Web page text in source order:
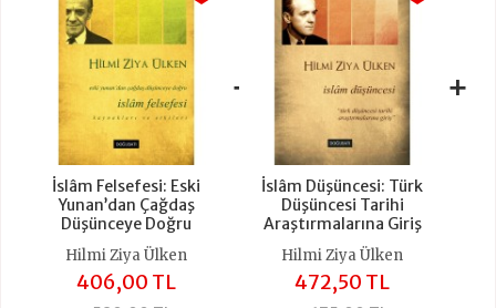
İslâm Felsefesi: Eski
Yunan’dan Çağdaş
Düşünceye Doğru
Hilmi Ziya Ülken
406,00 TL
+
İslâm Düşüncesi: Türk
Düşüncesi Tarihi
Araştırmalarına Giriş
Hilmi Ziya Ülken
472,50 TL
+